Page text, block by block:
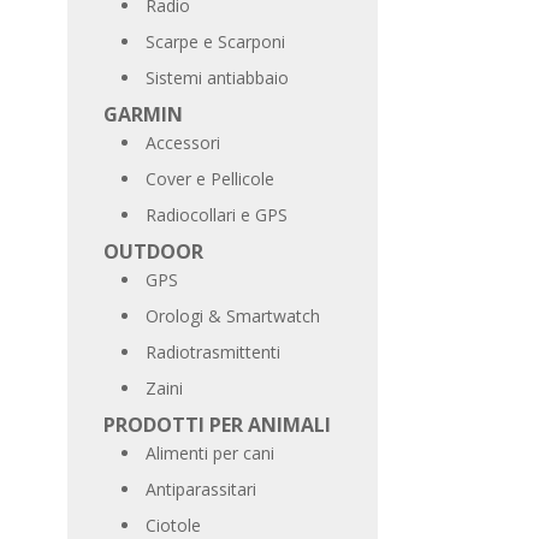
Radio
Scarpe e Scarponi
Sistemi antiabbaio
GARMIN
Accessori
Cover e Pellicole
Radiocollari e GPS
OUTDOOR
GPS
Orologi & Smartwatch
Radiotrasmittenti
Zaini
PRODOTTI PER ANIMALI
Alimenti per cani
Antiparassitari
Ciotole